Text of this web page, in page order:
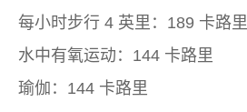
每小时步行 4 英里：189 卡路里
水中有氧运动：144 卡路里
瑜伽：144 卡路里